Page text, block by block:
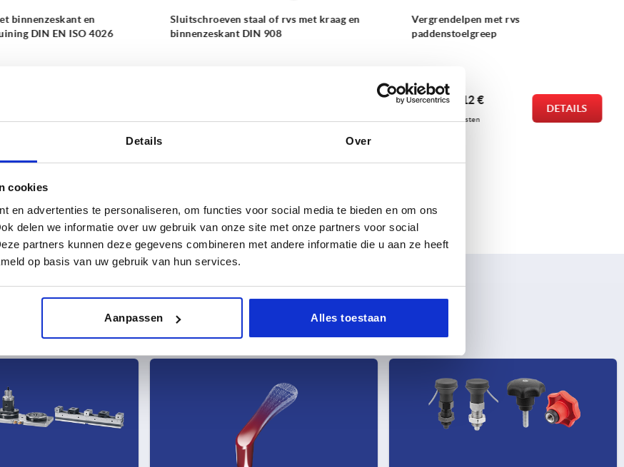
Details Over
cookies
en advertenties te personaliseren, om functies voor social media te bieden en om ons
delen we informatie over uw gebruik van onze site met onze partners voor social
partners kunnen deze gegevens combineren met andere informatie die u aan ze heeft
op basis van uw gebruik van hun services.
Aanpassen Alles toestaan
of rvs met kraag en
908
Vergrendelpen met rvs
paddenstoelgreep
Afdichtringen DIN 7603 koper,
aluminium of rvs
vanaf0,10 €
plus verzendkosten
DETAILS
ALLE NIEUWE PRODUCTEN
HET TOTALE ASSORTIMENT